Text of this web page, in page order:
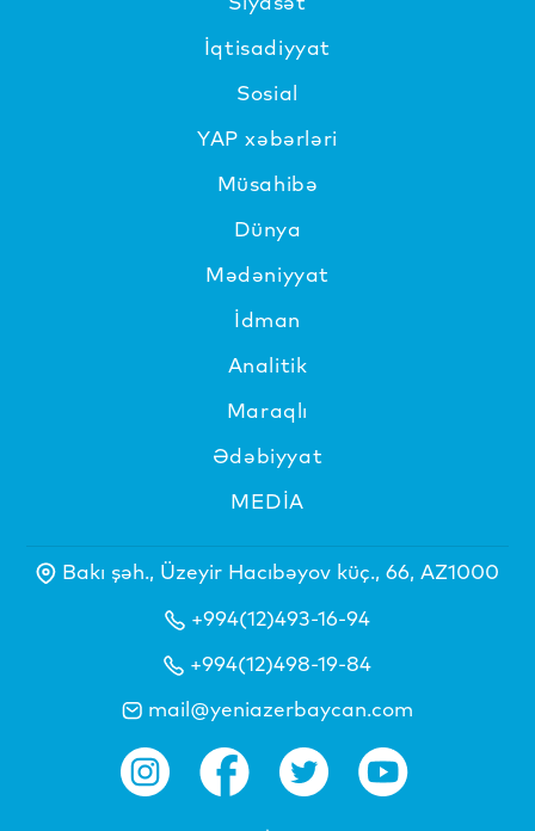
İqtisadiyyat
Sosial
YAP xəbərləri
Müsahibə
Dünya
Mədəniyyat
İdman
Analitik
Maraqlı
Ədəbiyyat
MEDİA
Bakı şəh., Üzeyir Hacıbəyov küç., 66, AZ1000
+994(12)493-16-94
+994(12)498-19-84
mail@yeniazerbaycan.com